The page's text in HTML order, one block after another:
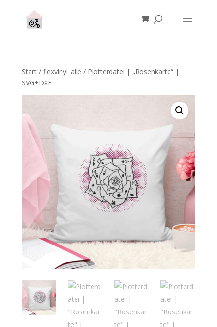
Start/ flexvinyl_alle / Plotterdatei | „Rosenkarte“ |
SVG+DXF